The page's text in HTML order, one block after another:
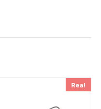
Rea!
produkten